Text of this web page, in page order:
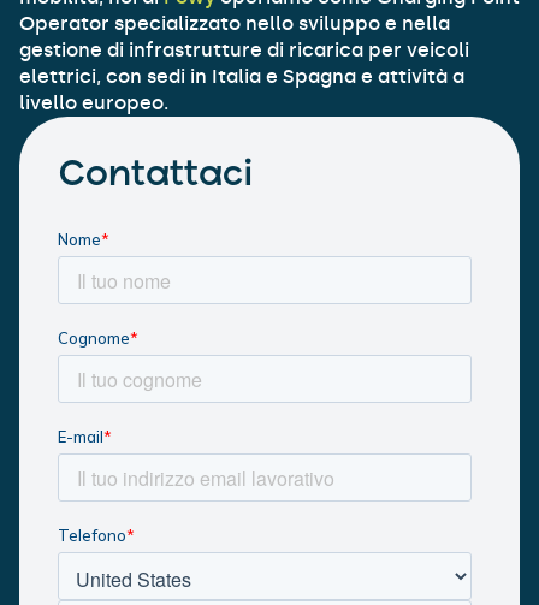
Operator specializzato nello sviluppo e nella
gestione di infrastrutture di ricarica per veicoli
elettrici, con sedi in Italia e Spagna e attività a
livello europeo.
Contattaci